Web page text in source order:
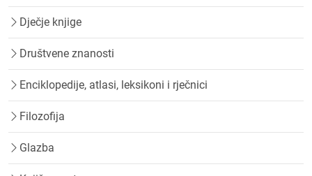
Dječje knjige
Društvene znanosti
Enciklopedije, atlasi, leksikoni i rječnici
Filozofija
Glazba